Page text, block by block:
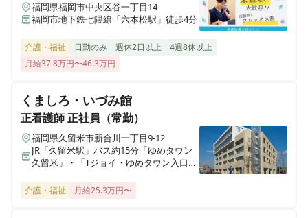
さわやか宗像館
福岡県宗像市石丸1丁目13-2
福岡県宗像市自由ヶ丘2丁目17－1
さわやかふか家の里
埼玉県深谷市国済寺461-4
福岡県福岡市中央区谷一丁目14
福岡市地下鉄七隈線「六本松駅」徒歩4分
介護・福祉 日勤のみ 週休2日以上
4週8休以上
月給37.8万円〜46.3万円
くましろ・いづみ館
正看護師正社員（常勤）
福岡県久留米市新合川一丁目9-12
JR「久留米駅」バス約15分「ゆめタウン
久留米」・「Tジョイ・ゆめタウン入口」
介護・福祉 月給25.3万円〜